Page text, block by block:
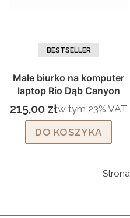
BESTSELLER
Małe biurko na komputer
laptop Rio Dąb Canyon
Cena brutto
215,00 złw tym %s VAT
w tym 23% VAT
DO KOSZYKA
Strona